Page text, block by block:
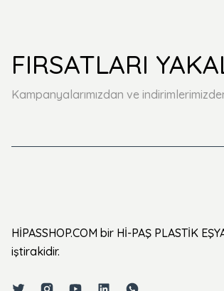
FIRSATLARI
Kampanyalarımızdan ve
HİPASSHOP.COM bir Hİ-PAŞ PLASTİK
iştirakidir.